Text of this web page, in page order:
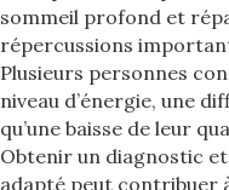
sommeil profond et
répercussions
Plusieurs personnes
niveau d’énergie, une
qu’une baisse de leur
Obtenir un diagnostic
adapté peut contribuer